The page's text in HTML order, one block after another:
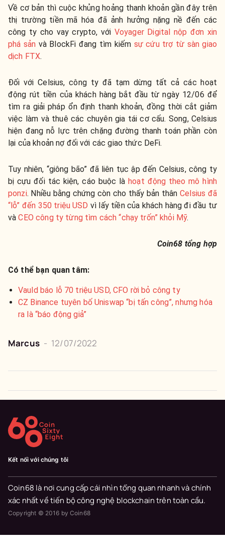
Về cơ bản thì cuộc khủng hoảng thanh khoản gần đây trên
thị trường tiền mã hóa đã ảnh hưởng nặng nề đến các
công ty cho vay crypto, với Voyager Digital nộp đơn xin
phá sản và BlockFi đang tìm kiếm sự cứu trợ từ sàn giao
dịch FTX.
Đối với Celsius, công ty đã tạm dừng tất cả các hoạt
động rút tiền của khách hàng bắt đầu từ ngày 12/06 để
tìm ra giải pháp ổn định thanh khoản, đồng thời cắt giảm
việc làm và thuê các chuyên gia tái cơ cấu. Song, Celsius
hiện đang nỗ lực trên chặng đường thanh toán phần còn
lại của khoản nợ đối với các giao thức DeFi.
Tuy nhiên, “giông bão” đã liên tục ập đến Celsius, công ty
bị cựu đối tác kiện, cáo buộc là hoạt động theo mô hình
ponzi. Nhiều bằng chứng còn cho thấy bản thânCelsius đã
“lỗ” đến 350 triệu USD vì lấy tiền của khách hàng đi đầu tư
vàCEO công ty từng tìm cách “chạy trốn” khỏi Mỹ.
Coin68 tổng hợp
Có thể bạn quan tâm:
Vauld báo lỗ 70 triệu USD, CFO rời bỏ công ty
CZ Binance tuyên bố Uniswap “bị tấn công”, nhưng hóa
ra là “báo động giả”
Marcus - 12/07/2022
Kết nối với chúng tôi
Coin68 là nơi cung cấp cái nhìn tổng quan nhanh và chính
xác nhất về tiến bộ công nghệ blockchain trên toàn cầu.
Copyright © 2016 by Coin68